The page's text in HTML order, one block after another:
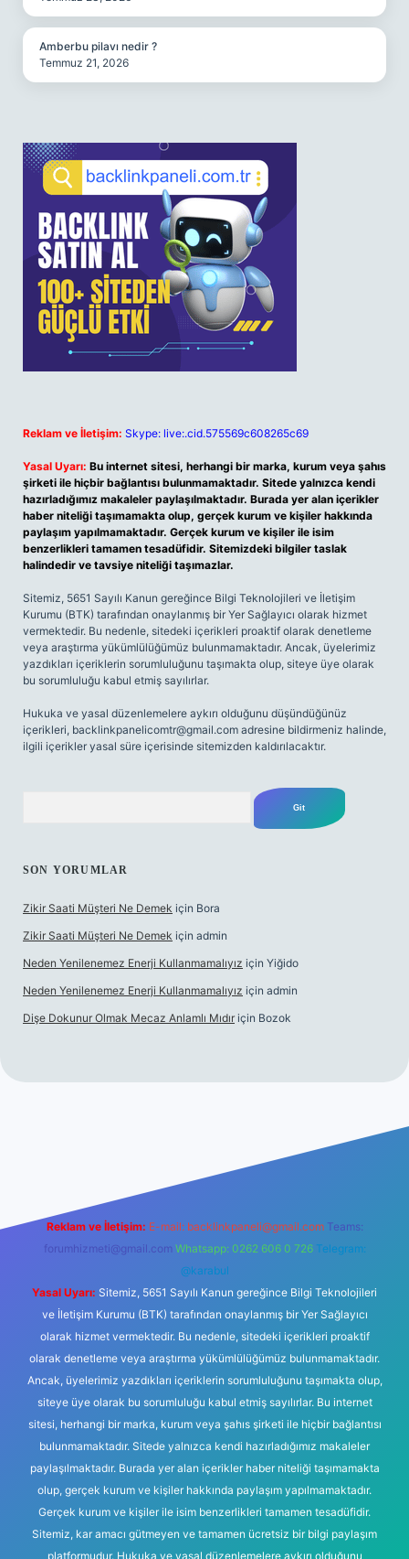
Amberbu pilavı nedir ?
Temmuz 21, 2026
Reklam ve İletişim: Skype: live:.cid.575569c608265c69
Yasal Uyarı: Bu internet sitesi, herhangi bir marka, kurum veya şahıs
şirketi ile hiçbir bağlantısı bulunmamaktadır. Sitede yalnızca kendi
hazırladığımız makaleler paylaşılmaktadır. Burada yer alan içerikler
haber niteliği taşımamakta olup, gerçek kurum ve kişiler hakkında
paylaşım yapılmamaktadır. Gerçek kurum ve kişiler ile isim
benzerlikleri tamamen tesadüfidir. Sitemizdeki bilgiler taslak
halindedir ve tavsiye niteliği taşımazlar.
Sitemiz, 5651 Sayılı Kanun gereğince Bilgi Teknolojileri ve İletişim
Kurumu (BTK) tarafından onaylanmış bir Yer Sağlayıcı olarak hizmet
vermektedir. Bu nedenle, sitedeki içerikleri proaktif olarak denetleme
veya araştırma yükümlülüğümüz bulunmamaktadır. Ancak, üyelerimiz
yazdıkları içeriklerin sorumluluğunu taşımakta olup, siteye üye olarak
bu sorumluluğu kabul etmiş sayılırlar.
Hukuka ve yasal düzenlemelere aykırı olduğunu düşündüğünüz
içerikleri, backlinkpanelicomtr@gmail.com adresine bildirmeniz halinde,
ilgili içerikler yasal süre içerisinde sitemizden kaldırılacaktır.
SON YORUMLAR
Zikir Saati Müşteri Ne Demek için Bora
Zikir Saati Müşteri Ne Demek için admin
Neden Yenilenemez Enerji Kullanmamalıyız için Yiğido
Neden Yenilenemez Enerji Kullanmamalıyız için admin
Dişe Dokunur Olmak Mecaz Anlamlı Mıdır için Bozok
Reklam ve İletişim: E-mail: backlinkpaneli@gmail.com Teams:
forumhizmeti@gmail.com Whatsapp: 0262 606 0 726 Telegram:
@karabul
Yasal Uyarı: Sitemiz, 5651 Sayılı Kanun gereğince Bilgi Teknolojileri
ve İletişim Kurumu (BTK) tarafından onaylanmış bir Yer Sağlayıcı
olarak hizmet vermektedir. Bu nedenle, sitedeki içerikleri proaktif
olarak denetleme veya araştırma yükümlülüğümüz bulunmamaktadır.
Ancak, üyelerimiz yazdıkları içeriklerin sorumluluğunu taşımakta olup,
siteye üye olarak bu sorumluluğu kabul etmiş sayılırlar. Bu internet
sitesi, herhangi bir marka, kurum veya şahıs şirketi ile hiçbir bağlantısı
bulunmamaktadır. Sitede yalnızca kendi hazırladığımız makaleler
paylaşılmaktadır. Burada yer alan içerikler haber niteliği taşımamakta
olup, gerçek kurum ve kişiler hakkında paylaşım yapılmamaktadır.
Gerçek kurum ve kişiler ile isim benzerlikleri tamamen tesadüfidir.
Sitemiz, kar amacı gütmeyen ve tamamen ücretsiz bir bilgi paylaşım
platformudur. Hukuka ve yasal düzenlemelere aykırı olduğunu